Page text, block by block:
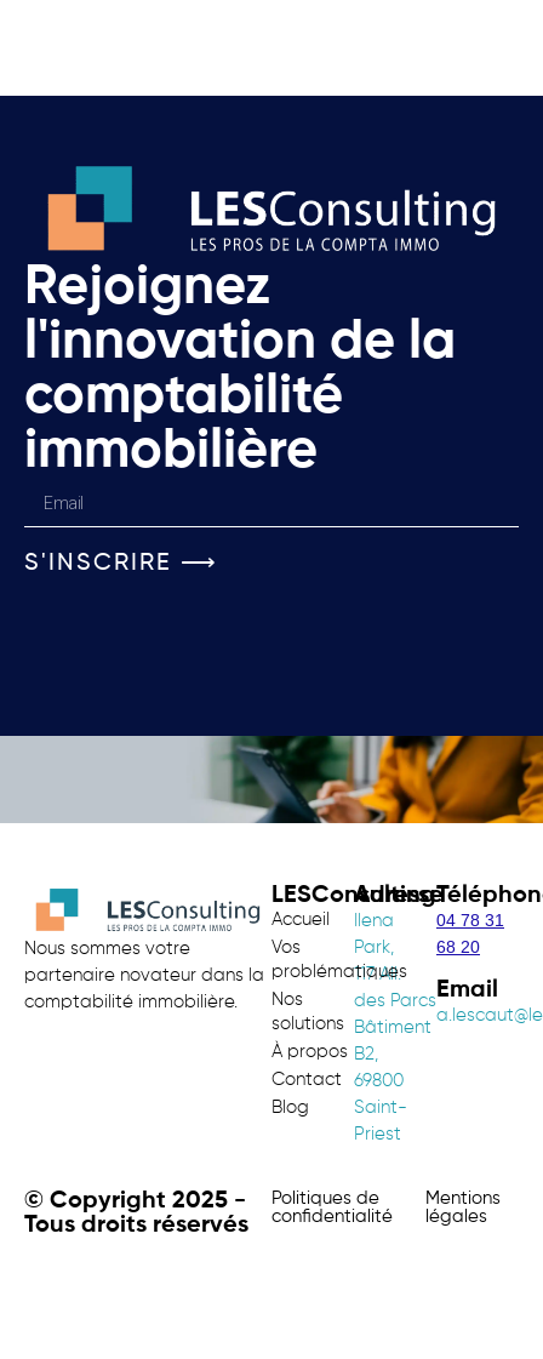
Rejoignez
l'innovation de la
comptabilité
immobilière
S'INSCRIRE ⟶
Nous sommes votre
partenaire novateur dans la
comptabilité immobilière.
LESConsulting
Accueil
Vos
problématiques
Nos
solutions
À propos
Contact
Blog
Adresse
Ilena
Park,
117 All.
des Parcs
Bâtiment
B2,
69800
Saint-
Priest
04 78 31
68 20
Email
© Copyright 2025 -
Tous droits réservés
Mentions
légales
Politiques de
confidentialité